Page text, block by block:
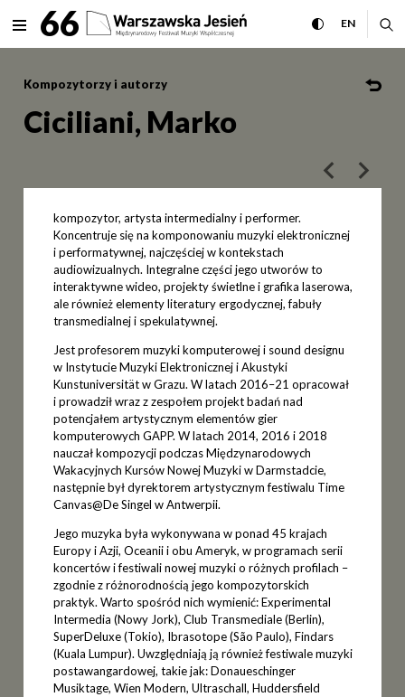
Ciciliani, Marko
rozwiń menu
MENU66 przełącz
ENCHANGE
Kompozytorzy i autorzy
Ciciliani, Marko
poprzedni
kompozytor, artysta intermedialny i performer.
Koncentruje się na komponowaniu muzyki elektronicznej
i performatywnej, najczęściej w kontekstach
audiowizualnych. Integralne części jego utworów to
interaktywne wideo, projekty świetlne i grafika laserowa,
ale również elementy literatury ergodycznej, fabuły
transmedialnej i spekulatywnej.
Jest profesorem muzyki komputerowej i sound designu
w Instytucie Muzyki Elektronicznej i Akustyki
Kunstuniversität w Grazu. W latach 2016–21 opracował
i prowadził wraz z zespołem projekt badań nad
potencjałem artystycznym elementów gier
komputerowych GAPP. W latach 2014, 2016 i 2018
nauczał kompozycji podczas Międzynarodowych
Wakacyjnych Kursów Nowej Muzyki w Darmstadcie,
następnie był dyrektorem artystycznym festiwalu Time
Canvas@De Singel w Antwerpii.
Jego muzyka była wykonywana w ponad 45 krajach
Europy i Azji, Oceanii i obu Ameryk, w programach serii
koncertów i festiwali nowej muzyki o różnych profilach –
zgodnie z różnorodnością jego kompozytorskich
praktyk. Warto spośród nich wymienić: Experimental
Intermedia (Nowy Jork), Club Transmediale (Berlin),
SuperDeluxe (Tokio), Ibrasotope (São Paulo), Findars
(Kuala Lumpur). Uwzględniają ją również festiwale muzyki
postawangardowej, takie jak: Donaueschinger
Musiktage, Wien Modern, Ultraschall, Huddersfield